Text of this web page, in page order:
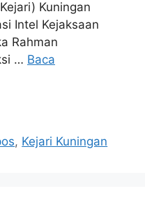
Kuningan
Intel Kejaksaan
Rahman
… Baca
, Kejari Kuningan